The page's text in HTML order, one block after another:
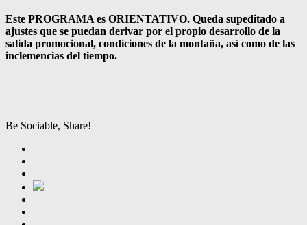
Este PROGRAMA es ORIENTATIVO. Queda supeditado a
ajustes que se puedan derivar por el propio desarrollo de la
salida promocional, condiciones de la montaña, así como de las
inclemencias del tiempo.
Be Sociable, Share!